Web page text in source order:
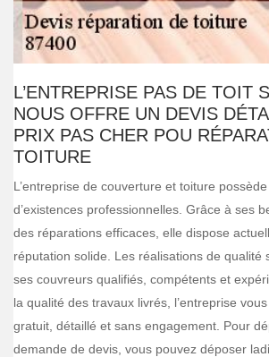
L’ENTREPRISE PAS DE TOIT
NOUS OFFRE UN DEVIS
PRIX PAS CHER POU
TOITURE
L’entreprise de couverture et toiture
d’existences professionnelles. Grâce à ses
des réparations efficaces, elle dispose
réputation solide. Les réalisations de qualité
ses couvreurs qualifiés, compétents et
la qualité des travaux livrés, l’entreprise
gratuit, détaillé et sans engagement. Pour
demande de devis, vous pouvez déposer